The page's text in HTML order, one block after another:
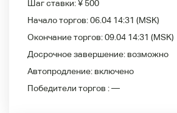
Шаг ставки:¥ 500
Начало торгов:06.04 14:31 (MSK)
Окончание торгов:09.04 14:31 (MSK)
Досрочное завершение: возможно
Автопродление: включено
Победители
торгов :—